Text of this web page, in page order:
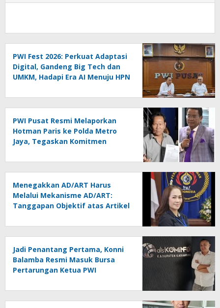
PWI Fest 2026: Perkuat Adaptasi
Digital, Gandeng Big Tech dan
UMKM, Hadapi Era AI Menuju HPN
PWI Pusat Resmi Melaporkan
Hotman Paris ke Polda Metro
Jaya, Tegaskan Komitmen
Menegakkan AD/ART Harus
Melalui Mekanisme AD/ART:
Tanggapan Objektif atas Artikel
Konspirasi Melanggar Aturan”
Jadi Penantang Pertama, Konni
Balamba Resmi Masuk Bursa
Pertarungan Ketua PWI